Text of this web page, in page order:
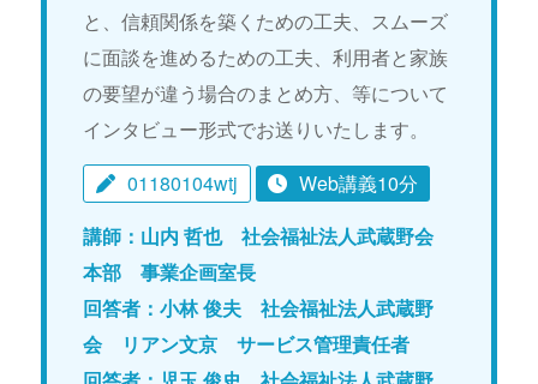
と、信頼関係を築くための工夫、スムーズ
に面談を進めるための工夫、利用者と家族
の要望が違う場合のまとめ方、等について
インタビュー形式でお送りいたします。
01180104wtj
Web講義10分
講師：山内 哲也 社会福祉法人武蔵野会
本部 事業企画室長
回答者：小林 俊夫 社会福祉法人武蔵野
会 リアン文京 サービス管理責任者